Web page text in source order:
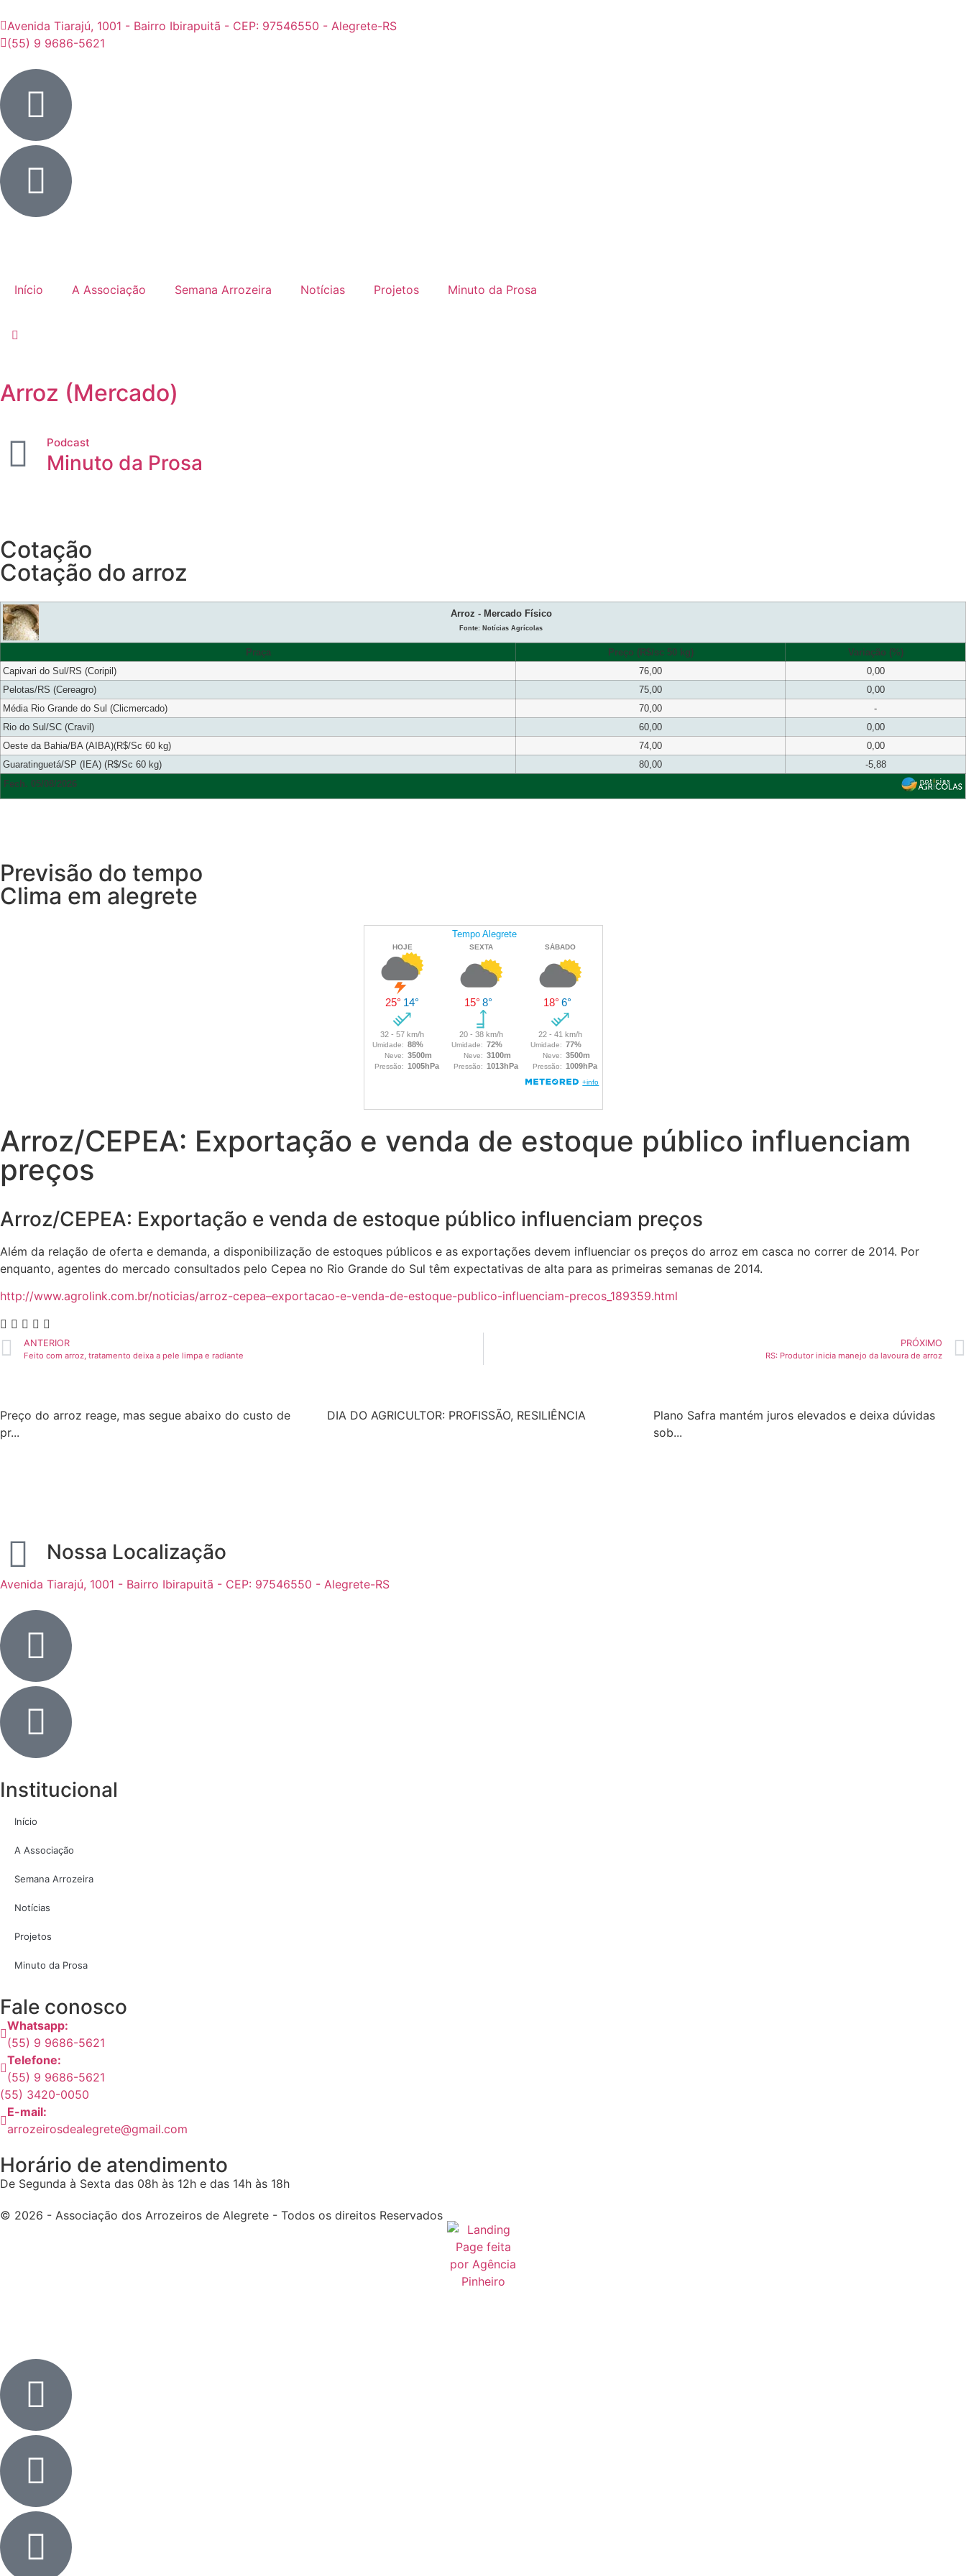
Avenida Tiarajú, 1001 - Bairro Ibirapuitã - CEP: 97546550 - Alegrete-RS
(55) 9 9686-5621
Início A Associação Semana Arrozeira Notícias Projetos Minuto da Prosa
Arroz (Mercado)
Podcast
Minuto da Prosa
Cotação
Cotação do arroz
Arroz - Mercado Físico
Fonte: Notícias Agrícolas
Praça Preço (R$/sc 50 kg)
Variação (%)
Capivari do Sul/RS (Coripil)
76,00
0,00
Pelotas/RS (Cereagro)
75,00
0,00
Média Rio Grande do Sul (Clicmercado)
70,00
-
Rio do Sul/SC (Cravil)
60,00
0,00
Oeste da Bahia/BA (AIBA)(R$/Sc 60 kg)
74,00
0,00
Guaratinguetá/SP (IEA) (R$/Sc 60 kg)
80,00
-5,88
Fech. 05/08/2026
Previsão do tempo
Clima em alegrete
Arroz/CEPEA: Exportação e venda de estoque público influenciam
preços
Arroz/CEPEA: Exportação e venda de estoque público influenciam preços
Além da relação de oferta e demanda, a disponibilização de estoques públicos e as exportações devem influenciar os preços do arroz em casca no correr de 2014. Por
enquanto, agentes do mercado consultados pelo Cepea no Rio Grande do Sul têm expectativas de alta para as primeiras semanas de 2014.
http://www.agrolink.com.br/noticias/arroz-cepea–exportacao-e-venda-de-estoque-publico-influenciam-precos_189359.html
ANTERIOR
Feito com arroz, tratamento deixa a pele limpa e radiante
PRÓXIMO
RS: Produtor inicia manejo da lavoura de arroz
Preço do arroz reage, mas segue abaixo do custo de
pr...
DIA DO AGRICULTOR: PROFISSÃO, RESILIÊNCIA
Plano Safra mantém juros elevados e deixa dúvidas
sob...
Nossa Localização
Avenida Tiarajú, 1001 - Bairro Ibirapuitã - CEP: 97546550 - Alegrete-RS
Institucional
Início
A Associação
Semana Arrozeira
Notícias
Projetos
Minuto da Prosa
Fale conosco
Whatsapp:
(55) 9 9686-5621
Telefone:
(55) 9 9686-5621
(55) 3420-0050
E-mail:
arrozeirosdealegrete@gmail.com
Horário de atendimento
De Segunda à Sexta das 08h às 12h e das 14h às 18h
© 2026 - Associação dos Arrozeiros de Alegrete - Todos os direitos Reservados